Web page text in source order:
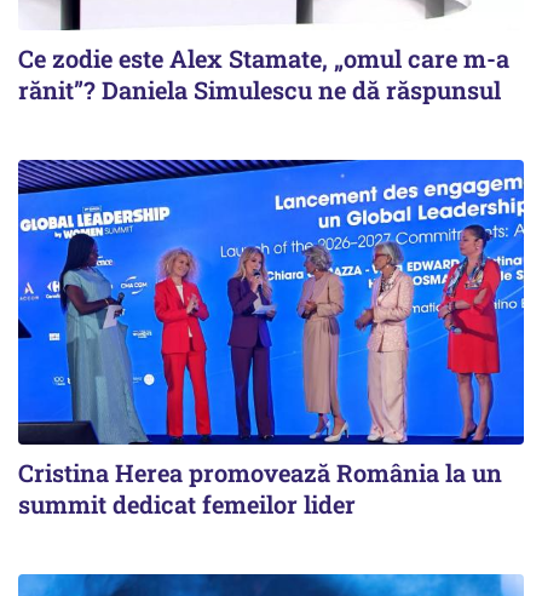
Ce zodie este Alex Stamate, „omul care m-a
rănit”? Daniela Simulescu ne dă răspunsul
Cristina Herea promovează România la un
summit dedicat femeilor lider